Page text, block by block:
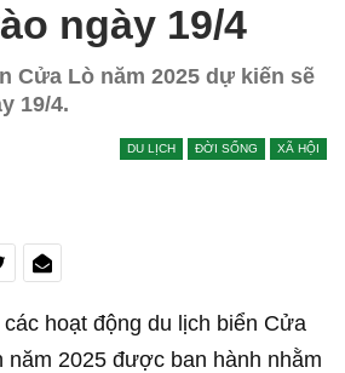
ngày 19/4
Cửa Lò năm 2025 dự kiến sẽ
19/4.
DU LỊCH ĐỜI SỐNG XÃ HỘI
hoạt động du lịch biển Cửa
năm 2025 được ban hành nhằm